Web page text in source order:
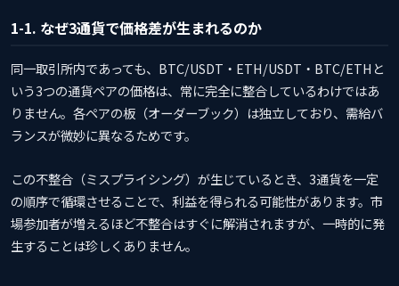
1-1. なぜ3通貨で価格差が生まれるのか
同一取引所内であっても、BTC/USDT・ETH/USDT・BTC/ETHと
いう3つの通貨ペアの価格は、常に完全に整合しているわけではあ
りません。各ペアの板（オーダーブック）は独立しており、需給バ
ランスが微妙に異なるためです。
この不整合（ミスプライシング）が生じているとき、3通貨を一定
の順序で循環させることで、利益を得られる可能性があります。市
場参加者が増えるほど不整合はすぐに解消されますが、一時的に発
生することは珍しくありません。